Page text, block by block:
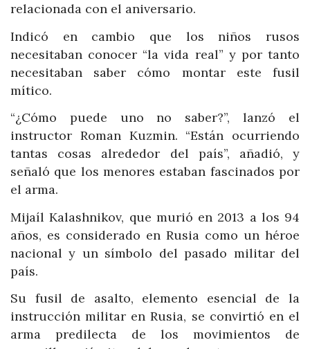
relacionada con el aniversario.
Indicó en cambio que los niños rusos
necesitaban conocer “la vida real” y por tanto
necesitaban saber cómo montar este fusil
mítico.
“¿Cómo puede uno no saber?”, lanzó el
instructor Roman Kuzmin. “Están ocurriendo
tantas cosas alrededor del país”, añadió, y
señaló que los menores estaban fascinados por
el arma.
Mijaíl Kalashnikov, que murió en 2013 a los 94
años, es considerado en Rusia como un héroe
nacional y un símbolo del pasado militar del
país.
Su fusil de asalto, elemento esencial de la
instrucción militar en Rusia, se convirtió en el
arma predilecta de los movimientos de